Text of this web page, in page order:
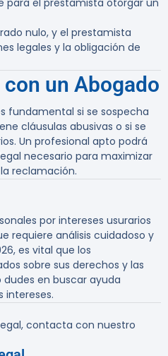
para el prestamista otorgar un
nulo, y el prestamista
legales y la obligación de
un Abogado
fundamental si se sospecha
cláusulas abusivas o si se
Un profesional apto podrá
necesario para maximizar
reclamación.
por intereses usurarios
requiere análisis cuidadoso y
es vital que los
sobre sus derechos y las
en buscar ayuda
intereses.
contacta con nuestro